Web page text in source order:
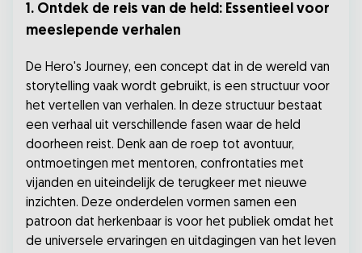
1. Ontdek de reis van de held: Essentieel voor
meeslepende verhalen
De Hero's Journey, een concept dat in de wereld van
storytelling vaak wordt gebruikt, is een structuur voor
het vertellen van verhalen. In deze structuur bestaat
een verhaal uit verschillende fasen waar de held
doorheen reist. Denk aan de roep tot avontuur,
ontmoetingen met mentoren, confrontaties met
vijanden en uiteindelijk de terugkeer met nieuwe
inzichten. Deze onderdelen vormen samen een
patroon dat herkenbaar is voor het publiek omdat het
de universele ervaringen en uitdagingen van het leven